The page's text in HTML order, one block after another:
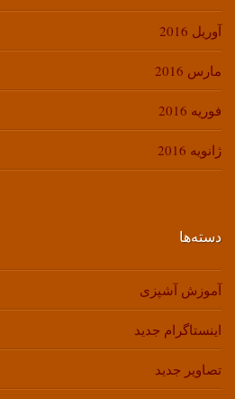
آوریل 2016
مارس 2016
فوریه 2016
ژانویه 2016
دسته‌ها
آموزش آشپزی
اینستاگرام جدید
تصاویر جدید